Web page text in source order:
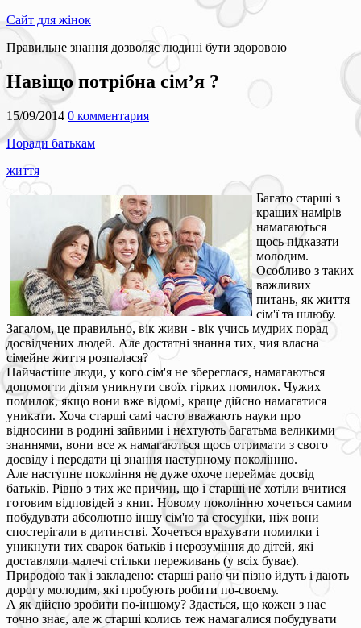
Сайт для жінок
Правильне знання дозволяє людині бути здоровою
Навіщо потрібна сім’я ?
15/09/2014 0 комментария
Поради батькам
життя
Багато старші з
кращих намірів
намагаються
щось підказати
молодим.
Особливо з таких
важливих
питань, як життя
сім'ї та шлюбу.
Загалом, це правильно, вік живи - вік учись мудрих порад
досвідчених людей. Але достатні знання тих, чия власна
сімейне життя розпалася?
Найчастіше люди, у кого сім'я не збереглася, намагаються
допомогти дітям уникнути своїх гірких помилок. Чужих
помилок, якщо вони вже відомі, краще дійсно намагатися
уникати. Хоча старші самі часто вважають науки про
відносини в родині зайвими і нехтують багатьма великими
знаннями, вони все ж намагаються щось отримати з свого
досвіду і передати ці знання наступному поколінню.
Але наступне покоління не дуже охоче переймає досвід
батьків. Рівно з тих же причин, що і старші не хотіли вчитися
готовим відповідей з книг. Новому поколінню хочеться самим
побудувати абсолютно іншу сім'ю та стосунки, ніж вони
спостерігали в дитинстві. Хочеться врахувати помилки і
уникнути тих сварок батьків і нерозуміння до дітей, які
доставляли малечі стільки переживань (у всіх буває).
Природою так і закладено: старші рано чи пізно йдуть і дають
дорогу молодим, які пробують робити по-своєму.
А як дійсно зробити по-іншому? Здається, що кожен з нас
точно знає, але ж старші колись теж намагалися побудувати